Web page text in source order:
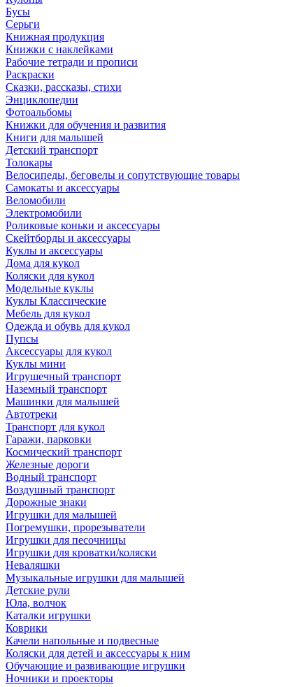
Бусы
Серьги
Книжная продукция
Книжки с наклейками
Рабочие тетради и прописи
Раскраски
Сказки, рассказы, стихи
Энциклопедии
Фотоальбомы
Книжки для обучения и развития
Книги для малышей
Детский транспорт
Толокары
Велосипеды, беговелы и сопутствующие товары
Самокаты и аксессуары
Веломобили
Электромобили
Роликовые коньки и аксессуары
Скейтборды и аксессуары
Куклы и аксессуары
Дома для кукол
Коляски для кукол
Модельные куклы
Куклы Классические
Мебель для кукол
Одежда и обувь для кукол
Пупсы
Аксессуары для кукол
Куклы мини
Игрушечный транспорт
Наземный транспорт
Машинки для малышей
Автотреки
Транспорт для кукол
Гаражи, парковки
Космический транспорт
Железные дороги
Водный транспорт
Воздушный транспорт
Дорожные знаки
Игрушки для малышей
Погремушки, прорезыватели
Игрушки для песочницы
Игрушки для кроватки/коляски
Неваляшки
Музыкальные игрушки для малышей
Детские рули
Юла, волчок
Каталки игрушки
Коврики
Качели напольные и подвесные
Коляски для детей и аксессуары к ним
Обучающие и развивающие игрушки
Ночники и проекторы